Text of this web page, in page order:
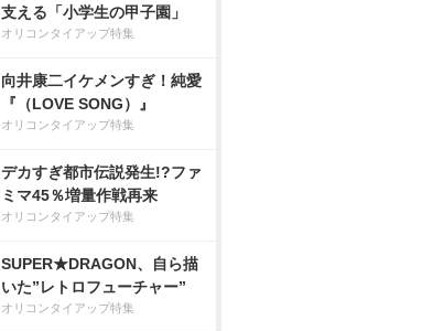
支える「小学生の甲子園」
オリコンタイアップ特集
向井康二イケメンすぎ！純愛
『（LOVE SONG）』
オリコンタイアップ特集
デカすぎ都市伝説発生!?ファ
ミマ45％増量作戦再来
オリコンタイアップ特集
SUPER★DRAGON、自ら描
いた”レトロフューチャー”
オリコンタイアップ特集